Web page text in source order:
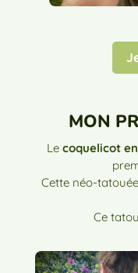
MON
Lecoquelicot
Cette néo-
Ce